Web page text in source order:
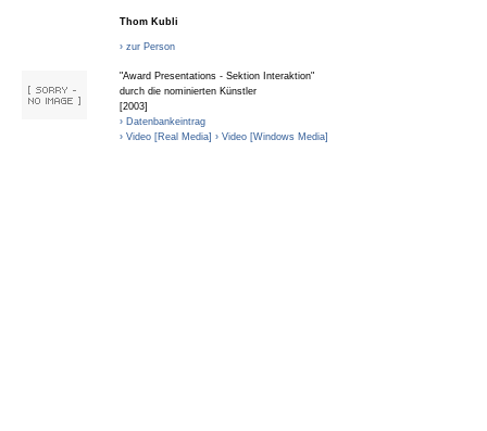
Thom Kubli
› zur Person
"Award Presentations - Sektion Interaktion"
durch die nominierten Künstler
[2003]
› Datenbankeintrag
› Video [Real Media] › Video [Windows Media]